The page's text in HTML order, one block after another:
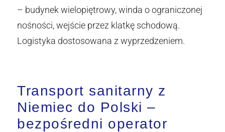
– budynek wielopiętrowy, winda o ograniczonej
nośności, wejście przez klatkę schodową.
Logistyka dostosowana z wyprzedzeniem.
Transport sanitarny z
Niemiec do Polski –
bezpośredni operator